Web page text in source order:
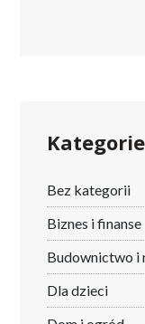
Kategorie
Bez kategorii
Biznes i finanse
Budownictwo i
Dla dzieci